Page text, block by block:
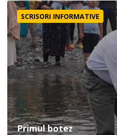
Primul botez
Primul botez
SCRISORI INFORMATIVE